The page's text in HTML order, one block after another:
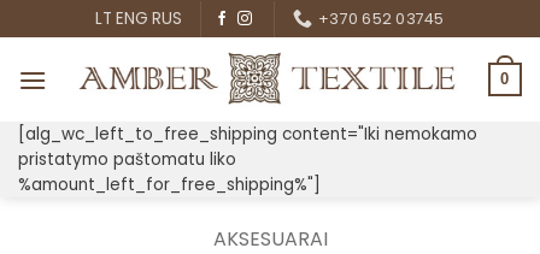
to
content
LT ENG RUS +370 652 03745
0
[alg_wc_left_to_free_shipping content="Iki nemokamo
pristatymo paštomatu liko
%amount_left_for_free_shipping%"]
AKSESUARAI